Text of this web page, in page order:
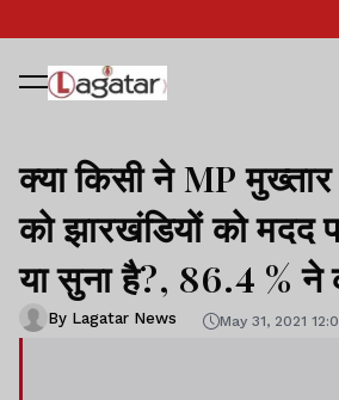
क्या किसी ने MP
को झारखंडियों को मदद
या सुना है?, 86.4 % ने
By Lagatar News May 31, 2021